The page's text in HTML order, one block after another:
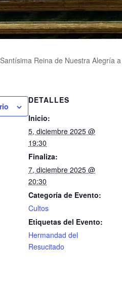
Reina de Nuestra Alegría
DETALLES
Inicio:
5, diciembre 2025 @
19:30
Finaliza:
7, diciembre 2025 @
20:30
Categoría de Evento:
Cultos
Etiquetas del Evento:
Hermandad del
Resucitado